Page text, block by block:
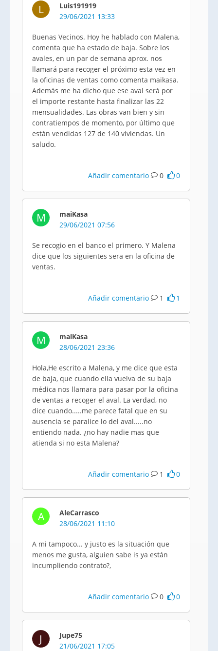
L
Luis191919
29/06/2021 13:33
Buenas Vecinos. Hoy he hablado con Malena,
comenta que ha estado de baja. Sobre los
avales, en un par de semana aprox. nos
llamará para recoger el próximo esta vez en
la oficinas de ventas como comenta maikasa.
Además me ha dicho que ese aval será por
el importe restante hasta finalizar las 22
mensualidades. Las obras van bien y sin
contratiempos de momento, por último que
están vendidas 127 de 140 viviendas. Un
saludo.
Añadir comentario 0 0
M
maiKasa
29/06/2021 07:56
Se recogio en el banco el primero. Y Malena
dice que los siguientes sera en la oficina de
ventas.
Añadir comentario 1 1
M
maiKasa
28/06/2021 23:36
Hola,He escrito a Malena, y me dice que esta
de baja, que cuando ella vuelva de su baja
médica nos llamara para pasar por la oficina
de ventas a recoger el aval. La verdad, no
dice cuando.....me parece fatal que en su
ausencia se paralice lo del aval.....no
entiendo nada. ¿no hay nadie mas que
atienda si no esta Malena?
Añadir comentario 1 0
A
AleCarrasco
28/06/2021 11:10
A mi tampoco... y justo es la situación que
menos me gusta, alguien sabe is ya están
incumpliendo contrato?,
Añadir comentario 0 0
J
Jupe75
21/06/2021 17:05